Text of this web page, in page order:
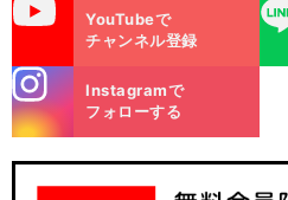
YouTubeで
チャンネル登録
LINE
m
Instagramで
フォローする